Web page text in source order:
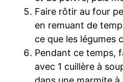
Faire rôtir au four
en remuant de
ce que les légumes
Pendant ce temps,
avec 1 cuillère à